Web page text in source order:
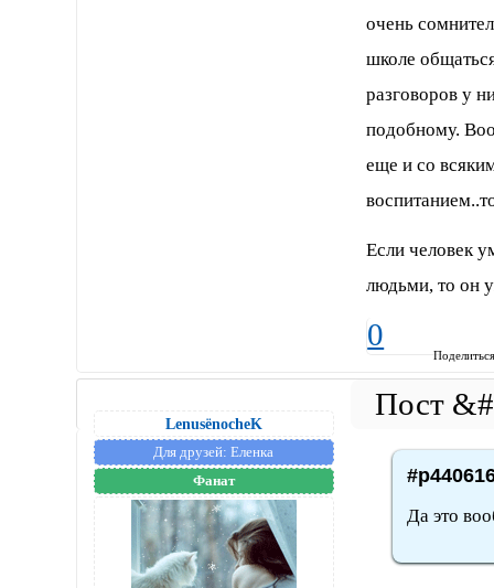
очень
школе
разговоров у
подобному.
еще и со
Если человек
людьми, то он
0
LenusёnocheK
Для друзей: Еленка
Фанат
Да это